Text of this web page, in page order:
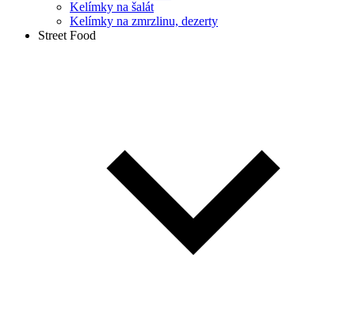
Kelímky na šalát
Kelímky na zmrzlinu, dezerty
Street Food